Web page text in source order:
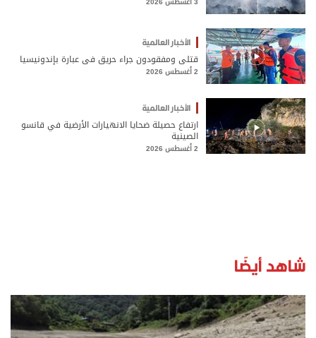
الأخبار العالمية
قتلى ومفقودون جراء حريق في عبارة بإندونيسيا
2 أغسطس 2026
الأخبار العالمية
ارتفاع حصيلة ضحايا الانهيارات الأرضية في قانسو
الصينية
2 أغسطس 2026
شاهد أيضًا